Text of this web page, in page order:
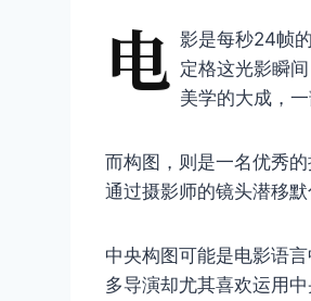
电 影是每秒24帧
定格这光影瞬
美学的大成，
而构图，则是一名优秀
通过摄影师的镜头潜移默
中央构图可能是电影语
多导演却尤其喜欢运用